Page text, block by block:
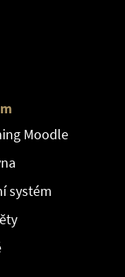
Moodle
systém